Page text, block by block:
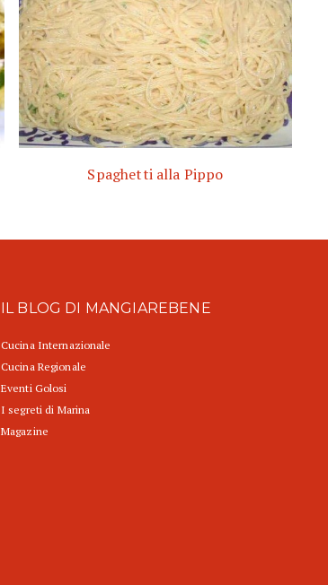
Spaghetti alla Pippo
IL BLOG DI MANGIAREBENE
Cucina Internazionale
Cucina Regionale
Eventi Golosi
I segreti di Marina
Magazine